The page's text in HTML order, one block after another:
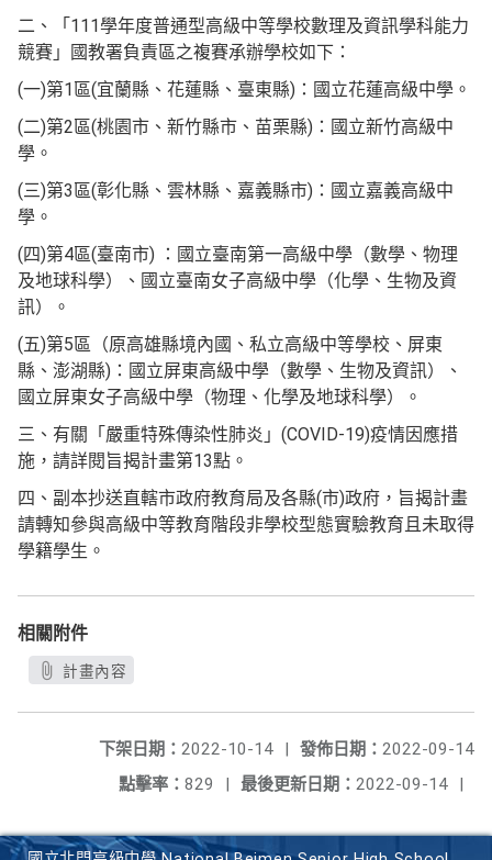
二、「111學年度普通型高級中等學校數理及資訊學科能力
競賽」國教署負責區之複賽承辦學校如下：
(一)第1區(宜蘭縣、花蓮縣、臺東縣)：國立花蓮高級中學。
(二)第2區(桃園市、新竹縣市、苗栗縣)：國立新竹高級中
學。
(三)第3區(彰化縣、雲林縣、嘉義縣市)：國立嘉義高級中
學。
(四)第4區(臺南市) ：國立臺南第一高級中學（數學、物理
及地球科學）、國立臺南女子高級中學（化學、生物及資
訊）。
(五)第5區（原高雄縣境內國、私立高級中等學校、屏東
縣、澎湖縣)：國立屏東高級中學（數學、生物及資訊）、
國立屏東女子高級中學（物理、化學及地球科學）。
三、有關「嚴重特殊傳染性肺炎」(COVID-19)疫情因應措
施，請詳閱旨揭計畫第13點。
四、副本抄送直轄市政府教育局及各縣(市)政府，旨揭計畫
請轉知參與高級中等教育階段非學校型態實驗教育且未取得
學籍學生。
相關附件
計畫內容
發佈日期： 2022-09-14
下架日期： 2022-10-14
|
最後更新日期： 2022-09-14 |
點擊率： 829 |